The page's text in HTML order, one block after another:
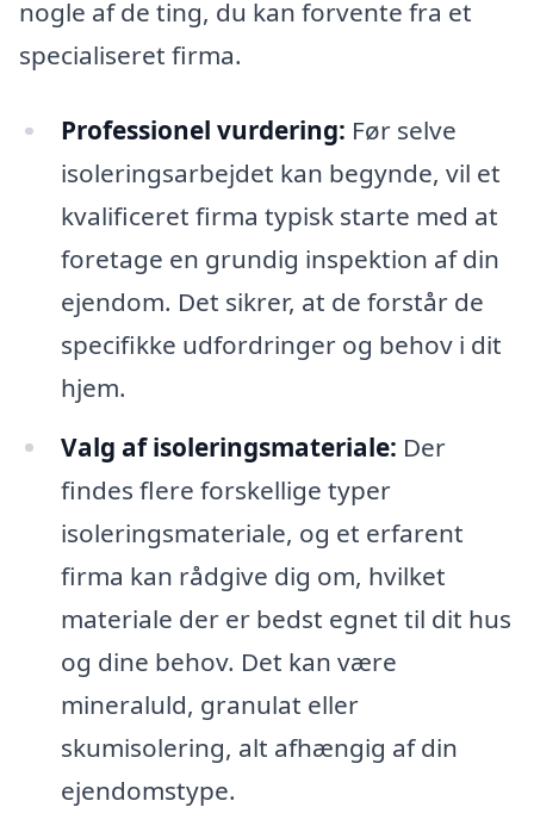
nogle af de ting, du kan forvente fra et
specialiseret firma.
Professionel vurdering: Før selve
isoleringsarbejdet kan begynde, vil et
kvalificeret firma typisk starte med at
foretage en grundig inspektion af din
ejendom. Det sikrer, at de forstår de
specifikke udfordringer og behov i dit
hjem.
Valg af isoleringsmateriale: Der
findes flere forskellige typer
isoleringsmateriale, og et erfarent
firma kan rådgive dig om, hvilket
materiale der er bedst egnet til dit hus
og dine behov. Det kan være
mineraluld, granulat eller
skumisolering, alt afhængig af din
ejendomstype.